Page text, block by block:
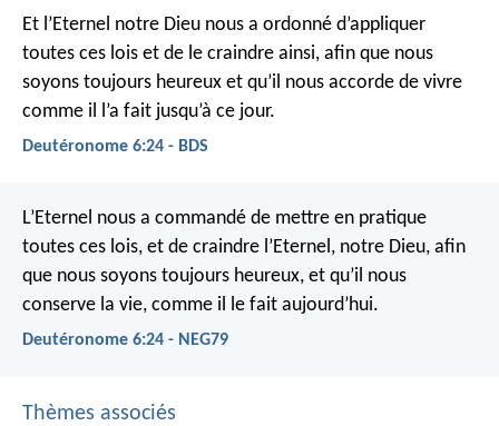
Et l’Eternel notre Dieu nous a ordonné d’appliquer
toutes ces lois et de le craindre ainsi, afin que nous
soyons toujours heureux et qu’il nous accorde de vivre
comme il l’a fait jusqu’à ce jour.
Deutéronome 6:24 - BDS
L’Eternel nous a commandé de mettre en pratique
toutes ces lois, et de craindre l’Eternel, notre Dieu, afin
que nous soyons toujours heureux, et qu’il nous
conserve la vie, comme il le fait aujourd’hui.
Deutéronome 6:24 - NEG79
Thèmes associés